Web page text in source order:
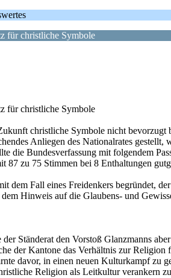
für christliche Symbole
für christliche Symbole
christliche Symbole nicht
Anliegen des Nationalrates
die Bundesverfassung mit folgendem
87 zu 75 Stimmen bei 8 Enthaltungen
dem Fall eines Freidenkers begründet,
Hinweis auf die Glaubens- und
Ständerat den Vorstoß Glanzmanns
der Kantone das Verhältnis zur
davor, in einen neuen Kulturkampf zu
Religion als Leitkultur verankern